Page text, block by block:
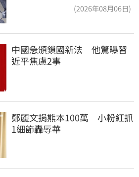
(2026年08月06日)
中國急頒鎖國新法　他驚曝習
近平焦慮2事
鄭麗文捐熊本100萬　小粉紅抓
1細節轟辱華